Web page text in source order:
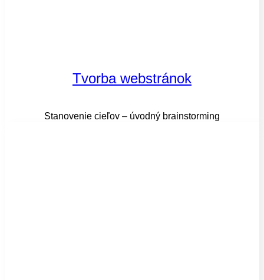
Tvorba webstránok
Stanovenie cieľov – úvodný brainstorming